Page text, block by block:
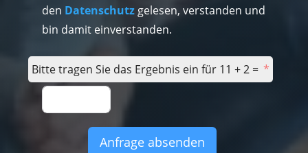
den Datenschutzgelesen, verstanden und
bin damit einverstanden.
Bitte tragen Sie das Ergebnis ein für 11 + 2 =
Anfrage absenden